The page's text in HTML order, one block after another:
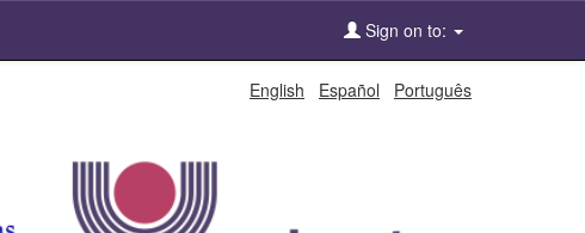
Sign on to:
English Español Português